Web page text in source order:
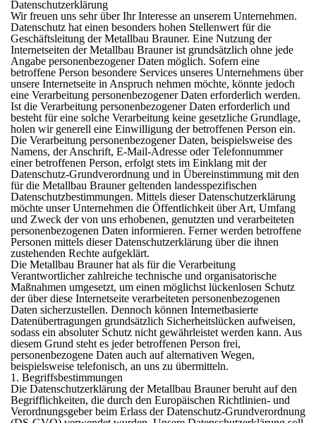
Datenschutzerklärung
Wir freuen uns sehr über Ihr Interesse an unserem Unternehmen.
Datenschutz hat einen besonders hohen Stellenwert für die
Geschäftsleitung der Metallbau Brauner. Eine Nutzung der
Internetseiten der Metallbau Brauner ist grundsätzlich ohne jede
Angabe personenbezogener Daten möglich. Sofern eine
betroffene Person besondere Services unseres Unternehmens über
unsere Internetseite in Anspruch nehmen möchte, könnte jedoch
eine Verarbeitung personenbezogener Daten erforderlich werden.
Ist die Verarbeitung personenbezogener Daten erforderlich und
besteht für eine solche Verarbeitung keine gesetzliche Grundlage,
holen wir generell eine Einwilligung der betroffenen Person ein.
Die Verarbeitung personenbezogener Daten, beispielsweise des
Namens, der Anschrift, E-Mail-Adresse oder Telefonnummer
einer betroffenen Person, erfolgt stets im Einklang mit der
Datenschutz-Grundverordnung und in Übereinstimmung mit den
für die Metallbau Brauner geltenden landesspezifischen
Datenschutzbestimmungen. Mittels dieser Datenschutzerklärung
möchte unser Unternehmen die Öffentlichkeit über Art, Umfang
und Zweck der von uns erhobenen, genutzten und verarbeiteten
personenbezogenen Daten informieren. Ferner werden betroffene
Personen mittels dieser Datenschutzerklärung über die ihnen
zustehenden Rechte aufgeklärt.
Die Metallbau Brauner hat als für die Verarbeitung
Verantwortlicher zahlreiche technische und organisatorische
Maßnahmen umgesetzt, um einen möglichst lückenlosen Schutz
der über diese Internetseite verarbeiteten personenbezogenen
Daten sicherzustellen. Dennoch können Internetbasierte
Datenübertragungen grundsätzlich Sicherheitslücken aufweisen,
sodass ein absoluter Schutz nicht gewährleistet werden kann. Aus
diesem Grund steht es jeder betroffenen Person frei,
personenbezogene Daten auch auf alternativen Wegen,
beispielsweise telefonisch, an uns zu übermitteln.
1. Begriffsbestimmungen
Die Datenschutzerklärung der Metallbau Brauner beruht auf den
Begrifflichkeiten, die durch den Europäischen Richtlinien- und
Verordnungsgeber beim Erlass der Datenschutz-Grundverordnung